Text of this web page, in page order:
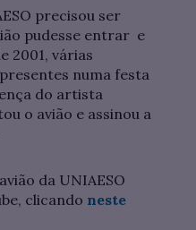
precisou ser
pudesse entrar e
2001, várias
numa festa
do artista
o avião e assinou a
da UNIAESO
clicando neste